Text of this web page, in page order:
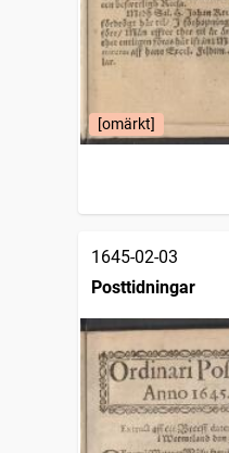
[omärkt]
1645-02-03
Posttidningar